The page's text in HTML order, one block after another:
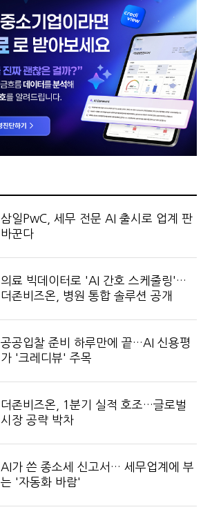
삼일PwC, 세무 전문 AI 출시로 업계 판
바꾼다
의료 빅데이터로 'AI 간호 스케줄링'…
더존비즈온, 병원 통합 솔루션 공개
공공입찰 준비 하루만에 끝…AI 신용평
가 '크레디뷰' 주목
더존비즈온, 1분기 실적 호조…글로벌
시장 공략 박차
AI가 쓴 종소세 신고서… 세무업계에 부
는 '자동화 바람'